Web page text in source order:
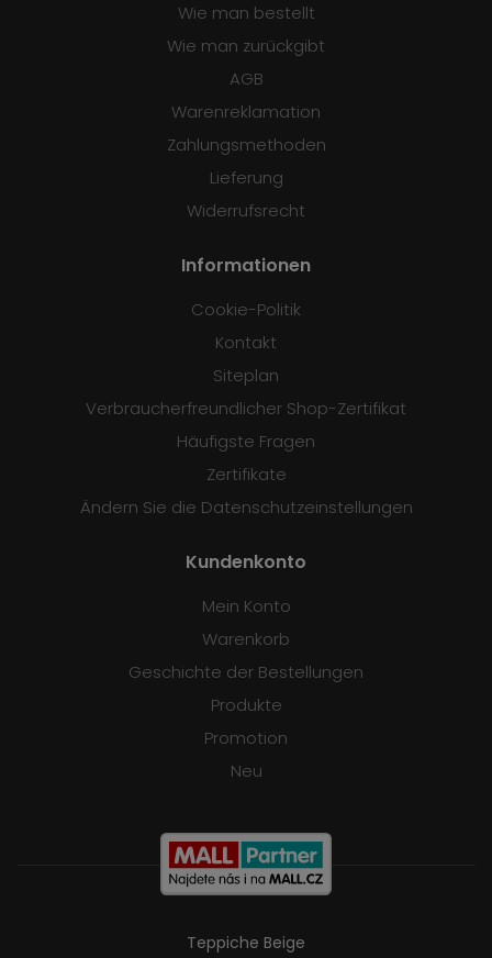
Wie man bestellt
Wie man zurückgibt
AGB
Warenreklamation
Zahlungsmethoden
Lieferung
Widerrufsrecht
Informationen
Cookie-Politik
Kontakt
Siteplan
Verbraucherfreundlicher Shop-Zertifikat
Häufigste Fragen
Zertifikate
Ändern Sie die Datenschutzeinstellungen
Kundenkonto
Mein Konto
Warenkorb
Geschichte der Bestellungen
Produkte
Promotion
Neu
Teppiche Beige